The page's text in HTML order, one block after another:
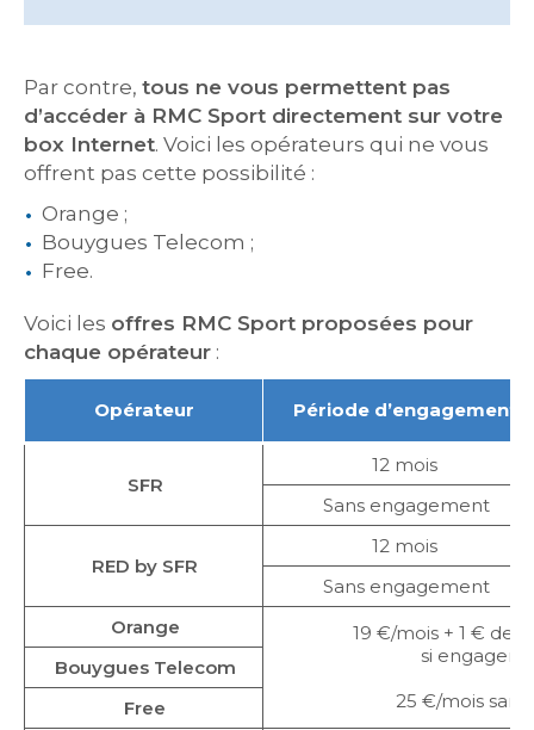
Par contre, tous ne vous permettent pas
d’accéder à RMC Sport directement sur votre
box Internet. Voici les opérateurs qui ne vous
offrent pas cette possibilité :
Orange ;
Bouygues Telecom ;
Free.
Voici les offres RMC Sport proposées pour
chaque opérateur :
Opérateur Période d’engagement
SFR
12 mois
Sans engagement
RED by SFR
12 mois
Sans engagement
Orange
19 €/mois + 1 € de
si
25 €/mois
Bouygues Telecom
Free